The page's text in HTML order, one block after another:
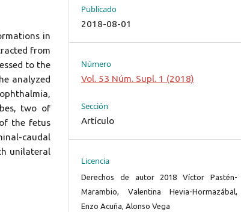
in
from
to the
analyzed
two of
the fetus
caudal
unilateral
Publicado
2018-08-01
Número
Vol. 53 Núm. Supl. 1 (2018)
Sección
Artículo
Licencia
Derechos de autor 2018 Víctor Pastén-
Marambio, Valentina Hevia-Hormazábal,
Enzo Acuña, Alonso Vega